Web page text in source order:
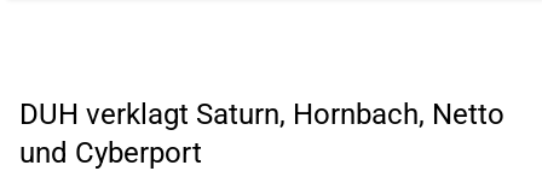
DUH verklagt Saturn, Hornbach, Netto
und Cyberport